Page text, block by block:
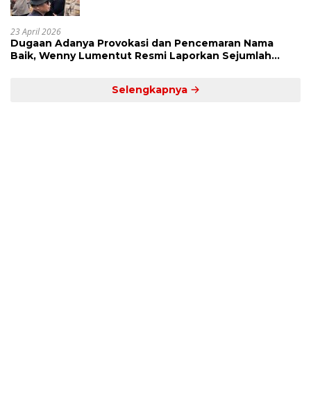
23 April 2026
Dugaan Adanya Provokasi dan Pencemaran Nama
Baik, Wenny Lumentut Resmi Laporkan Sejumlah
Selengkapnya